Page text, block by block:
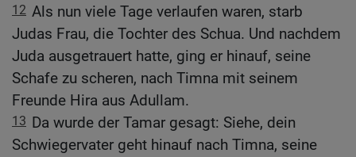
12 Als nun viele Tage verlaufen waren, starb
Judas Frau, die Tochter des Schua. Und nachdem
Juda ausgetrauert hatte, ging er hinauf, seine
Schafe zu scheren, nach Timna mit seinem
Freunde Hira aus Adullam.
13 Da wurde der Tamar gesagt: Siehe, dein
Schwiegervater geht hinauf nach Timna, seine